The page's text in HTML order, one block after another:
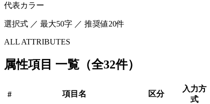
代表カラー
選択式 ／ 最大50字 ／ 推奨値20件
ALL ATTRIBUTES
属性項目 一覧（全32件）
# 項目名 区分
入力方
式